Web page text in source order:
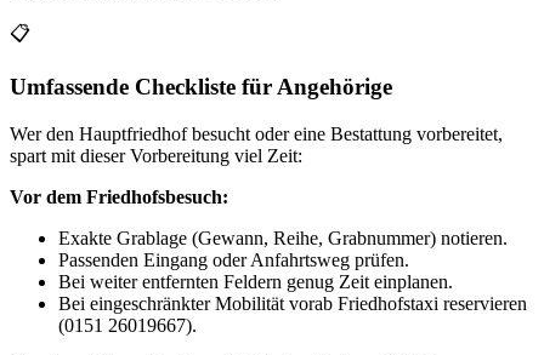
📋
Umfassende Checkliste für Angehörige
Wer den Hauptfriedhof besucht oder eine Bestattung vorbereitet,
spart mit dieser Vorbereitung viel Zeit:
Vor dem Friedhofsbesuch:
Exakte Grablage (Gewann, Reihe, Grabnummer) notieren.
Passenden Eingang oder Anfahrtsweg prüfen.
Bei weiter entfernten Feldern genug Zeit einplanen.
Bei eingeschränkter Mobilität vorab Friedhofstaxi reservieren
(0151 26019667).